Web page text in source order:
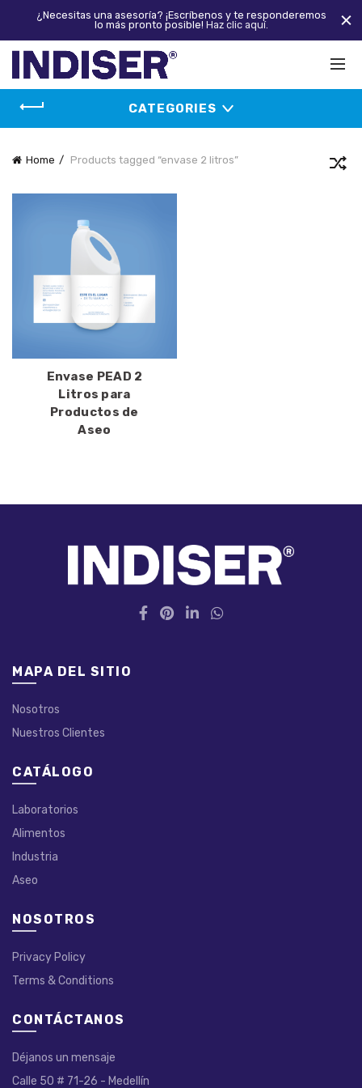
CATEGORIES
Home Products tagged “envase 2 litros”
Envase PEAD 2
Litros para
Productos de
Aseo
MAPA DEL SITIO
Nosotros
Nuestros Clientes
CATÁLOGO
Laboratorios
Alimentos
Industria
Aseo
NOSOTROS
Privacy Policy
Terms & Conditions
CONTÁCTANOS
Déjanos un mensaje
Calle 50 # 71-26 - Medellín
¿Necesitas una asesoría? ¡Escríbenos y te responderemos
lo más pronto posible! Haz clic aquí.